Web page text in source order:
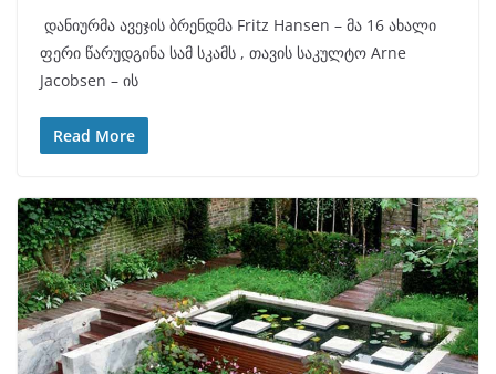
დანიურმა ავეჯის ბრენდმა Fritz Hansen – მა 16 ახალი
ფერი წარუდგინა სამ სკამს , თავის საკულტო Arne
Jacobsen – ის
Read More